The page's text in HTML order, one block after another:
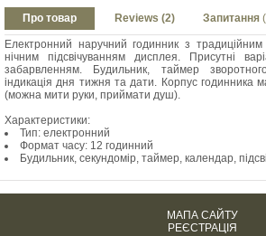
Про товар Reviews (2) Запитання
Електронний наручний годинник з
нічним підсвічуванням дисплея. Присутні
забарвленням. Будильник, таймер зворотного
індикація дня тижня та дати. Корпус годинника
(можна мити руки, приймати душ).
Характеристики:
Тип: електронний
Формат часу: 12 годинний
Будильник, секундомір, таймер, календар,
МАПА САЙТУ
РЕЄСТРАЦІЯ